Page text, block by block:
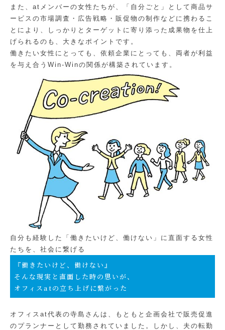
また、atメンバーの女性たちが、「自分ごと」として商品サ
ービスの市場調査・広告戦略・販促物の制作などに携わるこ
とにより、しっかりとターゲットに寄り添った成果物を仕上
げられるのも、大きなポイントです。
働きたい女性にとっても、依頼企業にとっても、両者が利益
を与え合うWin-Winの関係が構築されています。
自分も経験した「働きたいけど、働けない」に直面する女性
たちを、社会に繋げる
『働きたいけど、働けない』
そんな現実と直面した時の思いが、
オフィスatの立ち上げに繋がった
オフィスat代表の寺島さんは、もともと企画会社で販売促進
のプランナーとして勤務されていました。しかし、夫の転勤